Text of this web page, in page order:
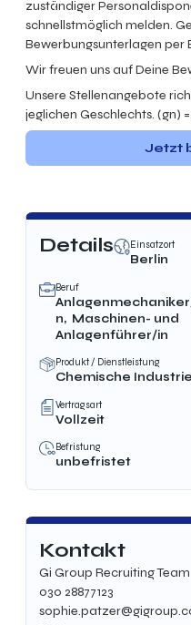
zuständiger
schnellstmöglich melden.
Bewerbungsunterlagen per
Wir freuen uns auf Deine
Unsere Stellenangebote
jeglichen Geschlechts. (gn)
Jetzt
Details Einsatzort
Berlin
Beruf
n, Maschinen- und
Anlagenführer/in
Produkt / Dienstleistung
Chemische Industrie
Vertragsart
Vollzeit
Befristung
unbefristet
Kontakt
Gi Group Recruiting Team
030 28877123